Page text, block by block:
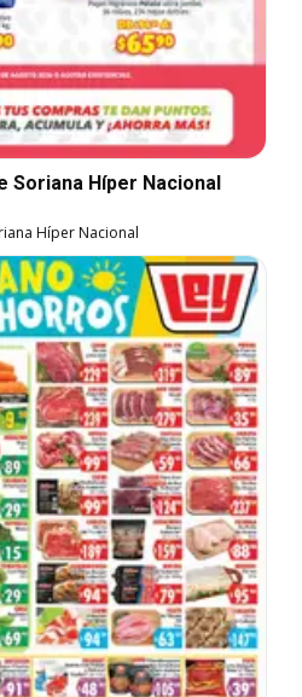
Soriana Híper Nacional
Híper Nacional